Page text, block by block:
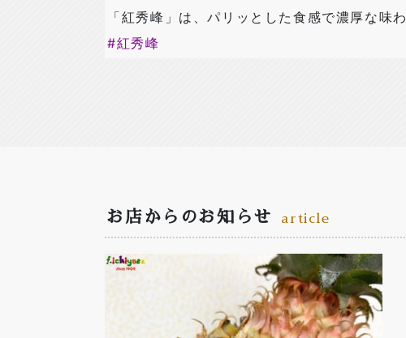
「紅秀峰」は、パリッとした食感で濃厚な
#紅秀峰
お店からのお知らせ article